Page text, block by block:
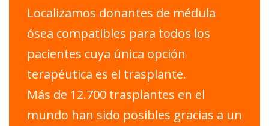
Localizamos donantes de médula
ósea compatibles para todos los
pacientes cuya única opción
terapéutica es el trasplante.
Más de 12.700 trasplantes en el
mundo han sido posibles gracias a un